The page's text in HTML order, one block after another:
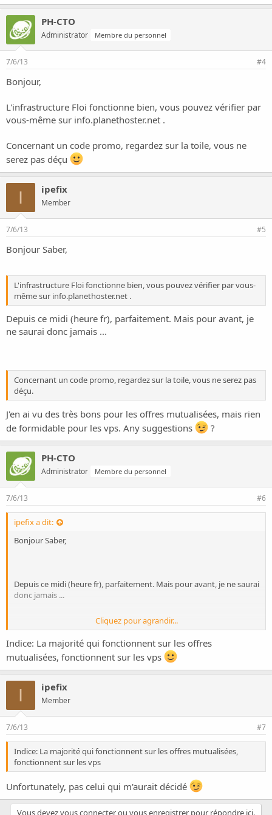
PH-CTO
Administrator Membre du personnel
7/6/13 #4
Bonjour,
L'infrastructure Floi fonctionne bien, vous pouvez vérifier par
vous-même sur info.planethoster.net .
Concernant un code promo, regardez sur la toile, vous ne
serez pas déçu
I ipefix
Member
7/6/13 #5
Bonjour Saber,
L'infrastructure Floi fonctionne bien, vous pouvez vérifier par vous-
même sur info.planethoster.net .
Depuis ce midi (heure fr), parfaitement. Mais pour avant, je
ne saurai donc jamais ...
Concernant un code promo, regardez sur la toile, vous ne serez pas
déçu.
J'en ai vu des très bons pour les offres mutualisées, mais rien
de formidable pour les vps. Any suggestions
?
PH-CTO
Administrator Membre du personnel
7/6/13 #6
ipefix a dit:
Bonjour Saber,
Depuis ce midi (heure fr), parfaitement. Mais pour avant, je ne saurai
donc jamais ...
J'en ai vu des très bons pour les offres mutualisées, mais rien de
formidable pour les vps. Any suggestions
Cliquez pour agrandir...
Indice: La majorité qui fonctionnent sur les offres
mutualisées, fonctionnent sur les vps
I ipefix
Member
7/6/13 #7
Indice: La majorité qui fonctionnent sur les offres mutualisées,
fonctionnent sur les vps
Unfortunately, pas celui qui m'aurait décidé
Vous devez vous connecter ou vous enregistrer pour répondre ici.